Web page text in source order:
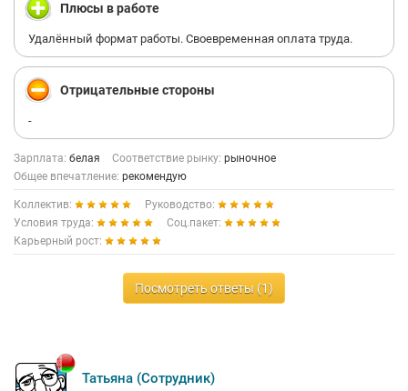
Плюсы в работе
Удалённый формат работы. Своевременная оплата труда.
Отрицательные стороны
-
Зарплата: белая Соответствие рынку: рыночное
Общее впечатление: рекомендую
Коллектив:
Руководство:
Условия труда:
Соц.пакет:
Карьерный рост:
Посмотреть ответы (1)
Татьяна (Сотрудник)